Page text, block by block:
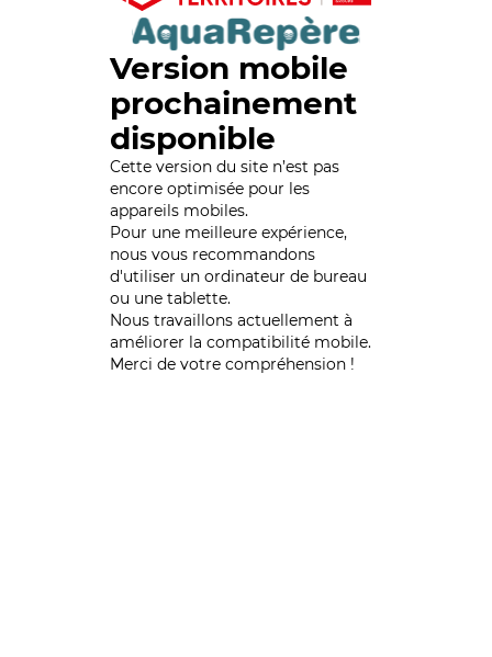
Version mobile
prochainement
disponible
Cette version du site n’est pas
encore optimisée pour les
appareils mobiles.
Pour une meilleure expérience,
nous vous recommandons
d'utiliser un ordinateur de bureau
ou une tablette.
Nous travaillons actuellement à
améliorer la compatibilité mobile.
Merci de votre compréhension !